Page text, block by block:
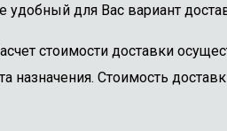
для Вас вариант
стоимости доставки
назначения. Стоимость